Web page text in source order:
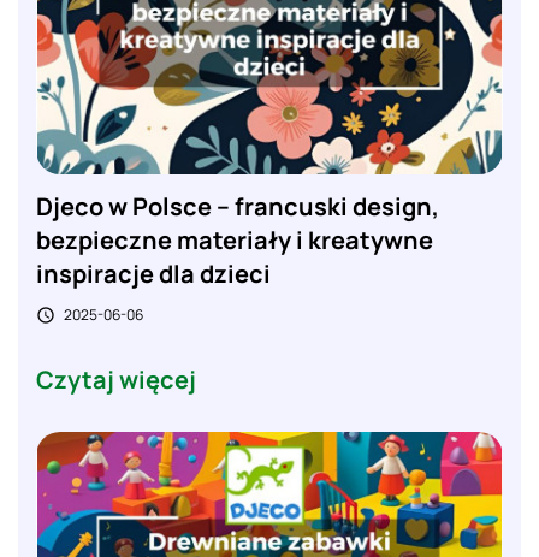
Djeco w Polsce – francuski design,
bezpieczne materiały i kreatywne
inspiracje dla dzieci
 2025-06-06
Czytaj więcej